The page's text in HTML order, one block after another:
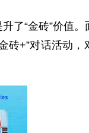
了“金砖”价值
砖+”对话活动，